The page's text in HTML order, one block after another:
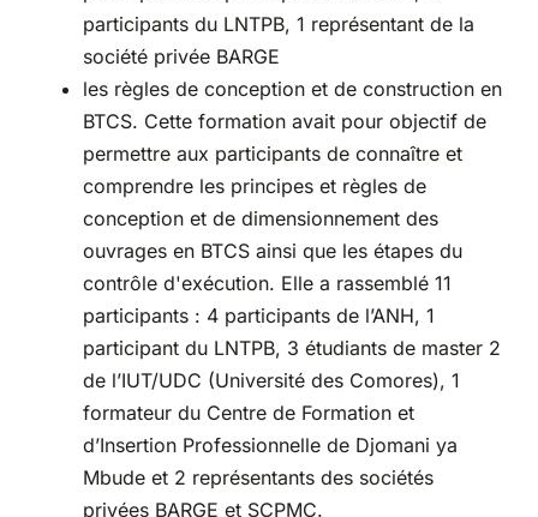
participants du LNTPB, 1 représentant de la
société privée BARGE
les règles de conception et de construction en
BTCS. Cette formation avait pour objectif de
permettre aux participants de connaître et
comprendre les principes et règles de
conception et de dimensionnement des
ouvrages en BTCS ainsi que les étapes du
contrôle d'exécution. Elle a rassemblé 11
participants : 4 participants de l’ANH, 1
participant du LNTPB, 3 étudiants de master 2
de l’IUT/UDC (Université des Comores), 1
formateur du Centre de Formation et
d’Insertion Professionnelle de Djomani ya
Mbude et 2 représentants des sociétés
privées BARGE et SCPMC.